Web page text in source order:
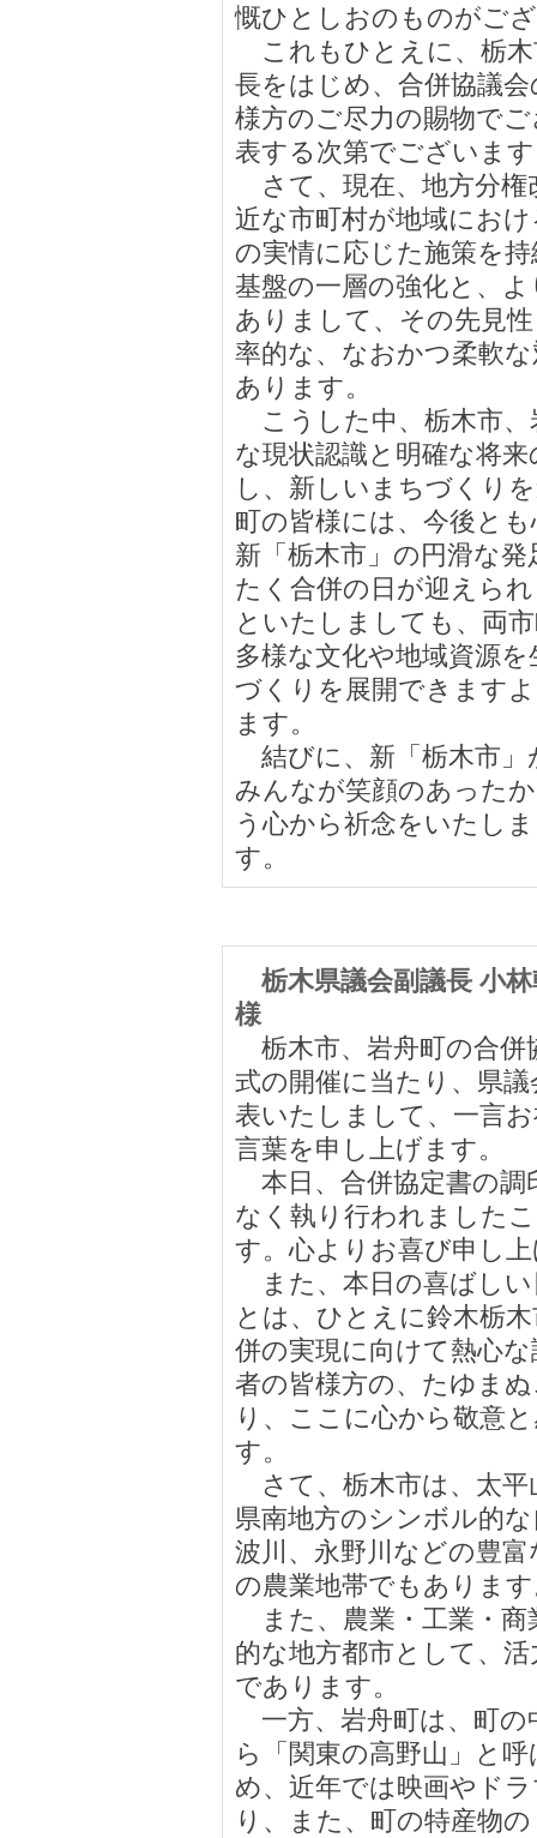
慨ひとしおのものがご
これもひとえに、栃木
長をはじめ、合併協議
様方のご尽力の賜物で
表する次第でございま
さて、現在、地方分権
近な市町村が地域にお
の実情に応じた施策を
基盤の一層の強化と、
ありまして、その先見
率的な、なおかつ柔軟
あります。
こうした中、栃木市、
な現状認識と明確な将
し、新しいまちづくり
町の皆様には、今後と
新「栃木市」の円滑な
たく合併の日が迎えら
といたしましても、両
多様な文化や地域資源
づくりを展開できます
ます。
結びに、新「栃木市」
みんなが笑顔のあった
う心から祈念をいたし
す。
栃木県議会副議長 小
様
栃木市、岩舟町の合併
式の開催に当たり、県議
表いたしまして、一言
言葉を申し上げます。
本日、合併協定書の調
なく執り行われました
す。心よりお喜び申し
また、本日の喜ばし
とは、ひとえに鈴木栃
併の実現に向けて熱心
者の皆様方の、たゆま
り、ここに心から敬意
す。
さて、栃木市は、太平
県南地方のシンボル的
波川、永野川などの豊
の農業地帯でもありま
また、農業・工業・商
的な地方都市として、
であります。
一方、岩舟町は、町の
ら「関東の高野山」と
め、近年では映画やド
り、また、町の特産物